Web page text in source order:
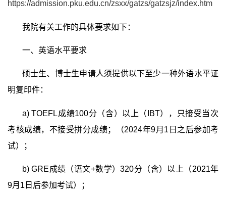
https://admission.pku.edu.cn/zsxx/gatzs/gatzsjz/index.htm
我院有关工作的具体要求如下：
一、英语水平要求
硕士生、博士生申请人须提供以下至少一种外语水平证
明复印件：
a) TOEFL成绩100分（含）以上（ IBT），只接受当次
考核成绩，不接受拼分成绩；（2024年9月 1 日之后参加考
试）；
b) GRE成绩（语文+数学）320分（含）以上（2021年
9月 1 日后参加考试）；